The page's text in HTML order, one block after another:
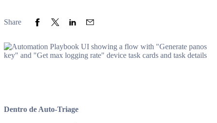
Share Share to Facebook
Share to Twitter
Share to LinkedIn
Share to Email
Dentro de Auto-Triage